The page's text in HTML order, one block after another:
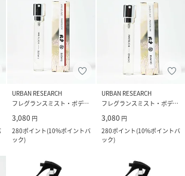
URBAN RESEARCH
フレグランスミスト・ボディミスト
3,080 円
280ポイント(10%ポイントバ
ック)
URBAN RESEARCH
フレグランスミスト・ボディミスト
3,080 円
280ポイント(10%ポイントバ
ック)